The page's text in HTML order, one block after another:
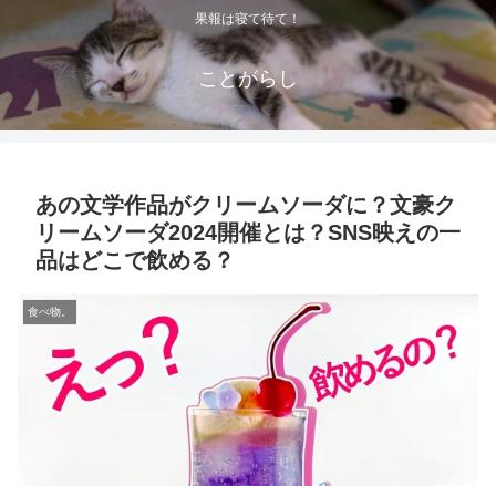
果報は寝て待て！
ことがらし
あの文学作品がクリームソーダに？文豪ク
リームソーダ2024開催とは？SNS映えの一
品はどこで飲める？
食べ物。